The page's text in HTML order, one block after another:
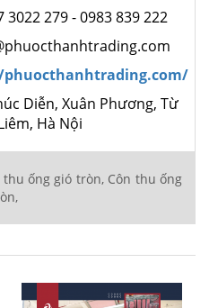
3022 279 - 0983 839 222
Diễn, Xuân Phương, Từ
Hà Nội
thu ống gió tròn, Côn thu ống